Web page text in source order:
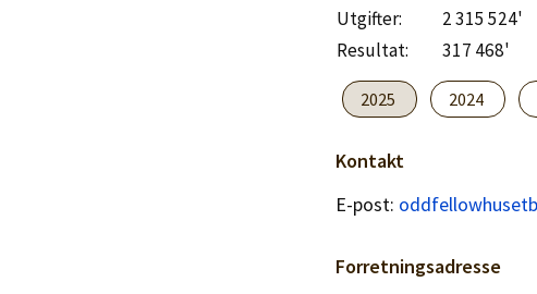
Utgifter:
2 315 524'
Resultat:
317 468'
2025 2024
Kontakt
E-post:
Forretningsadresse